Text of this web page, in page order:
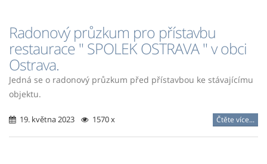
Radonový průzkum pro přístavbu
restaurace " SPOLEK OSTRAVA " v obci
Ostrava.
Jedná se o radonový průzkum před přístavbou ke stávajícímu
objektu.
19. května 2023 1570 x Čtěte více...